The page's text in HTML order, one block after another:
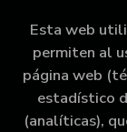
Esta web
permiten al
página web
estadístico
(analíticas),